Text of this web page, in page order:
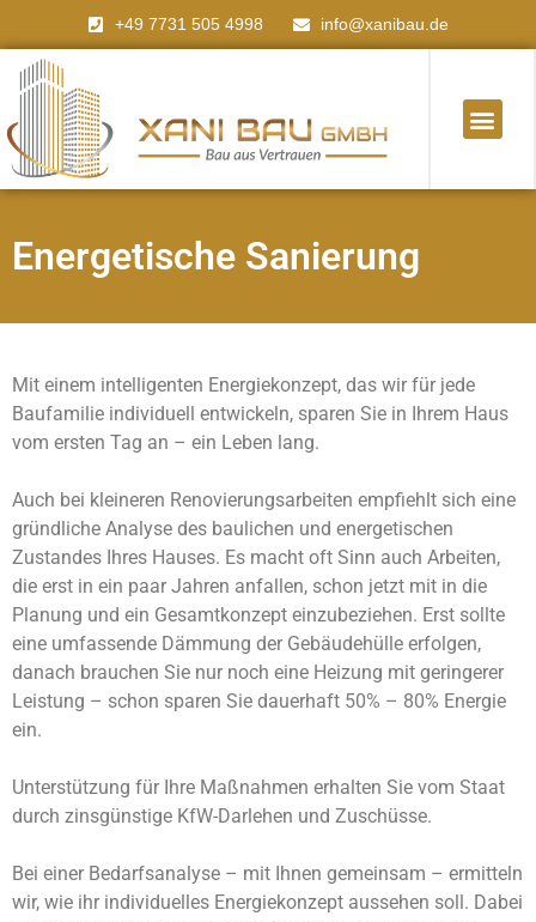
+49 7731 505 4998 info@xanibau.de
Energe­tische Sanier­ung
Mit einem intelligenten Energiekonzept, das wir für jede
Baufamilie individuell entwickeln, sparen Sie in Ihrem Haus
vom ersten Tag an – ein Leben lang.
Auch bei kleineren Renovierungsarbeiten empfiehlt sich eine
gründliche Analyse des baulichen und energetischen
Zustandes Ihres Hauses. Es macht oft Sinn auch Arbeiten,
die erst in ein paar Jahren anfallen, schon jetzt mit in die
Planung und ein Gesamtkonzept einzubeziehen. Erst sollte
eine umfassende Dämmung der Gebäudehülle erfolgen,
danach brauchen Sie nur noch eine Heizung mit geringerer
Leistung – schon sparen Sie dauerhaft 50% – 80% Energie
ein.
Unterstützung für Ihre Maßnahmen erhalten Sie vom Staat
durch zinsgünstige KfW-Darlehen und Zuschüsse.
Bei einer Bedarfsanalyse – mit Ihnen gemeinsam – ermitteln
wir, wie ihr individuelles Energiekonzept aussehen soll. Dabei